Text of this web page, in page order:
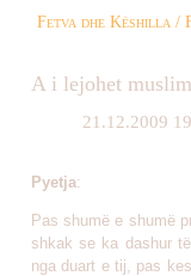
Fetva dhe Këshilla /
A i lejohet
21.12.2009
Pyetja:
Pas shumë e shumë
shkak se ka dashur
nga duart e tij, pas